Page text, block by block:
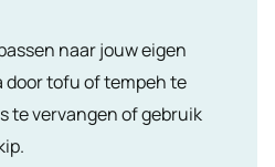
naar jouw eigen
door tofu of tempeh te
te vervangen of gebruik